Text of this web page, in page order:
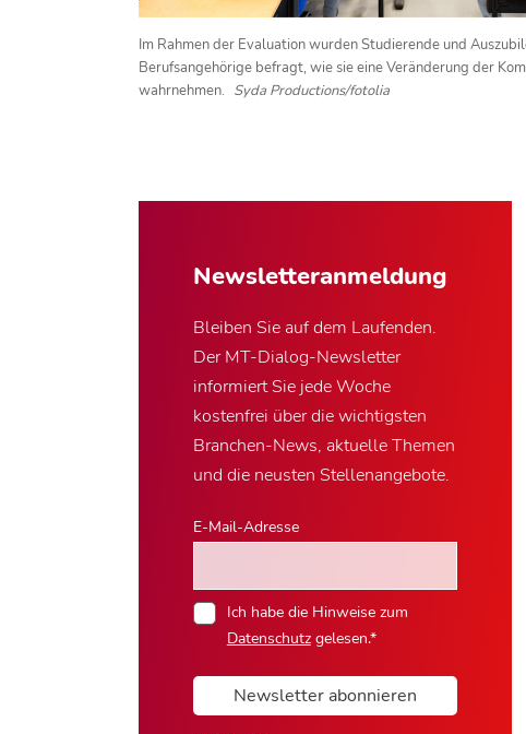
Im Rahmen der Evaluation wurden Studierende und
Berufsangehörige befragt, wie sie eine Veränderung der
wahrnehmen. Syda Productions/fotolia
Newsletter­anmeldung
Bleiben Sie auf dem Laufenden.
Der MT-Dialog-Newsletter
informiert Sie jede Woche
kostenfrei über die wichtigsten
Branchen-News, aktuelle Themen
und die neusten Stellenangebote.
E-Mail-Adresse
Ich habe die Hinweise zum
Datenschutzgelesen.*
Newsletter abonnieren